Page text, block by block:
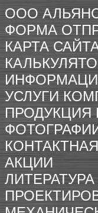
ООО
ФОРМА
КАРТА
УСЛУГИ
ПРОДУКЦИЯ
АКЦИИ
ЛИТЕРАТУРА